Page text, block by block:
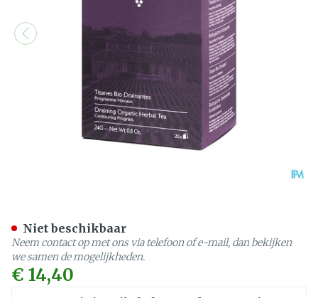
€ 14,40
Niet beschikbaar
Neem contact op met ons via telefoon of e-mail, dan bekijken
we samen de mogelijkheden.